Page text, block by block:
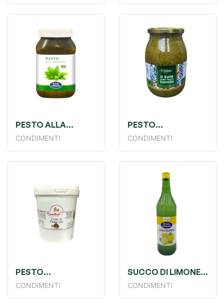
PESTO ALLA
GENOVESE GR900
CONDIMENTI
PESTO
PISTACCHIO KG1
CONDIMENTI
PESTO
PISTACCHIO KG1
CONDIMENTI
SUCCO DI LIMONE
LT 1
CONDIMENTI